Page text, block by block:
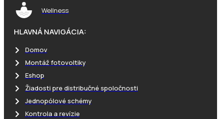
Wellness
HLAVNÁ NAVIGÁCIA:
Domov
Montáž fotovoltiky
Eshop
Žiadosti pre distribučné spoločnosti
Jednopólové schémy
Kontrola a revízie